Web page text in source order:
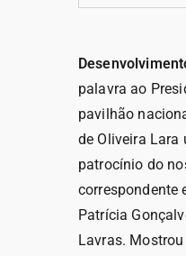
palavra ao
pavilhão
de Oliveira
patrocínio do
correspondente
Patrícia
Lavras.